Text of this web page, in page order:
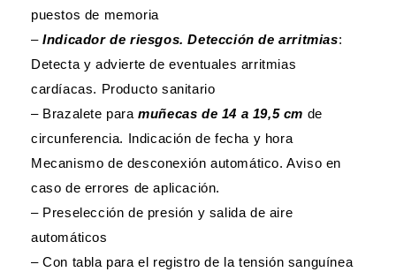
puestos de memoria
–Indicador de riesgos. Detección de arritmias:
Detecta y advierte de eventuales arritmias
cardíacas. Producto sanitario
– Brazalete paramuñecas de 14 a 19,5 cm de
circunferencia. Indicación de fecha y hora
Mecanismo de desconexión automático. Aviso en
caso de errores de aplicación.
– Preselección de presión y salida de aire
automáticos
– Con tabla para el registro de la tensión sanguínea